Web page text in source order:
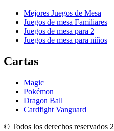
Mejores Juegos de Mesa
Juegos de mesa Familiares
Juegos de mesa para 2
Juegos de mesa para niños
Cartas
Magic
Pokémon
Dragon Ball
Cardfight Vanguard
© Todos los derechos reservados